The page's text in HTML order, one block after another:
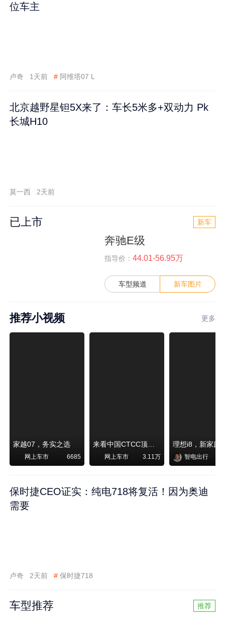
位车主
卢奇 1天前 # 阿维塔07 L
北京越野星钽5X来了：车长5米多+双动力 Pk
长城H10
莫一西 2天前
已上市 新车
奔驰E级
指导价： 44.01-56.95万
车型频道 新车图片
推荐小视频 更多
家越07，务实之选
网上车市 6685 网上车市 3.11万 智电出行
保时捷CEO证实：纯电718将复活！因为奥迪
需要
卢奇 2天前 # 保时捷718
车型推荐 推荐